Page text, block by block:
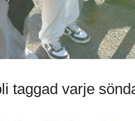
taggad varje